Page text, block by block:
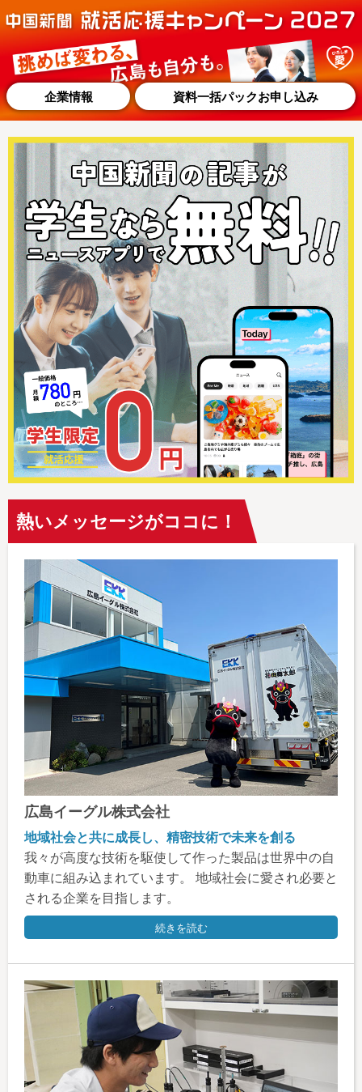
企業情報 資料一括パックお申し込み
熱いメッセージがココに！
広島イーグル株式会社
地域社会と共に成長し、精密技術で未来を創る
我々が高度な技術を駆使して作った製品は世界中の自
動車に組み込まれています。 地域社会に愛され必要と
される企業を目指します。
続きを読む